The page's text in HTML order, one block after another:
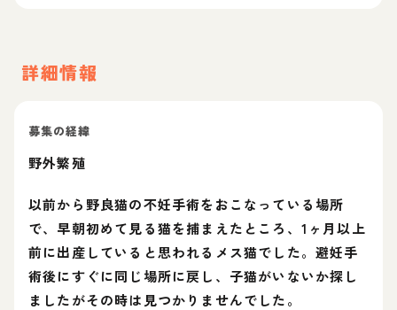
詳細情報
募集の経緯
野外繁殖
以前から野良猫の不妊手術をおこなっている場所
で、早朝初めて見る猫を捕まえたところ、1ヶ月以上
前に出産していると思われるメス猫でした。避妊手
術後にすぐに同じ場所に戻し、子猫がいないか探し
ましたがその時は見つかりませんでした。